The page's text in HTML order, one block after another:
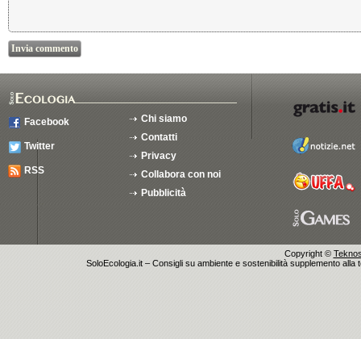
Facebook
Twitter
RSS
Chi siamo
Contatti
Privacy
Collabora con noi
Pubblicità
Copyright ©
SoloEcologia.it – Consigli su ambiente e sostenibilità supplemento